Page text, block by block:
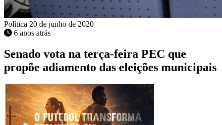
Política 20 de junho de 2020
6 anos atrás
Senado vota na terça-feira PEC que
propõe adiamento das eleições municipais